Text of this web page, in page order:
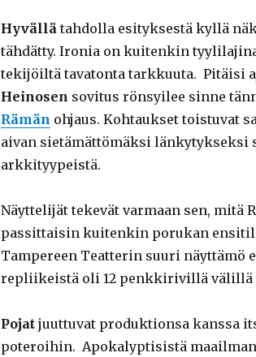
Hyvällätahdolla esityksestä kyllä
tähdätty. Ironia on kuitenkin
tekijöiltä tavatonta tarkkuuta. Pitäisi
Heinosen sovitus rönsyilee sinne
Rämän ohjaus. Kohtaukset toistuvat
aivan sietämättömäksi länkytykseksi
arkkityypeistä.
Näyttelijät tekevät varmaan sen, mitä
passittaisin kuitenkin porukan
Tampereen Teatterin suuri
repliikeistä oli 12 penkkirivillä välillä
Pojatjuuttuvat produktionsa kanssa
poteroihin. Apokalyptisistä